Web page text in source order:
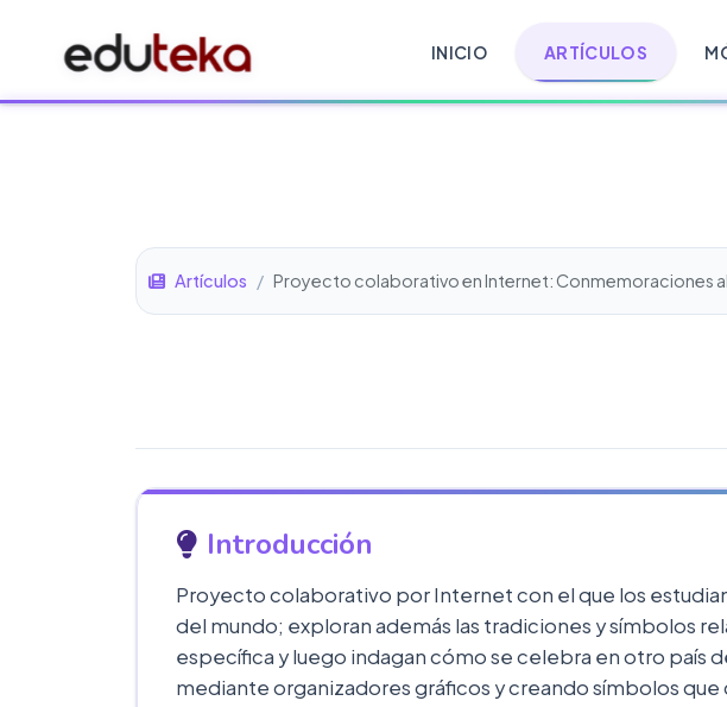
INICIO ARTÍCULOS
Artículos / Proyecto colaborativo en Internet: Conmemoraciones
Introducción
Proyecto colaborativo por Internet con el que los
del mundo; exploran además las tradiciones y símbolos
específica y luego indagan cómo se celebra en otro país
mediante organizadores gráficos y creando símbolos